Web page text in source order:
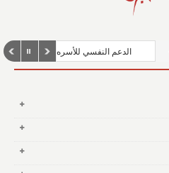
الدعم النفسي للأسره